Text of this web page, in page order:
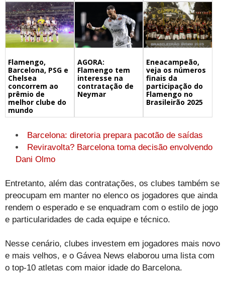
Flamengo,
Barcelona, PSG e
Chelsea
concorrem ao
prêmio de
melhor clube do
mundo
AGORA:
Flamengo tem
interesse na
contratação de
Neymar
Eneacampeão,
veja os números
finais da
participação do
Flamengo no
Brasileirão 2025
Barcelona: diretoria prepara pacotão de saídas
Reviravolta? Barcelona toma decisão envolvendo
Dani Olmo
Entretanto, além das contratações, os clubes também se
preocupam em manter no elenco os jogadores que ainda
rendem o esperado e se enquadram com o estilo de jogo
e particularidades de cada equipe e técnico.
Nesse cenário, clubes investem em jogadores mais novo
e mais velhos, e o Gávea News elaborou uma lista com
o top-10 atletas com maior idade do Barcelona.